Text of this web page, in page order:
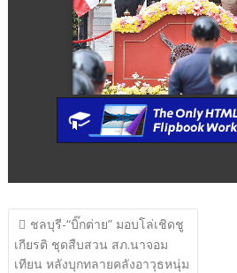
แนะแนว
เรื่อง
ชลบุรี-“บิ๊กต่าย” มอบโล่เชิดชู
เกียรติ ชุดสืบสวน สภ.นาจอม
เทียน หลังบุกทลายคลังอาวุธหนุ่ม